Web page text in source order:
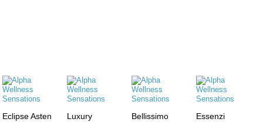
Eclipse Asten
Luxury
Bellissimo
Essenzi